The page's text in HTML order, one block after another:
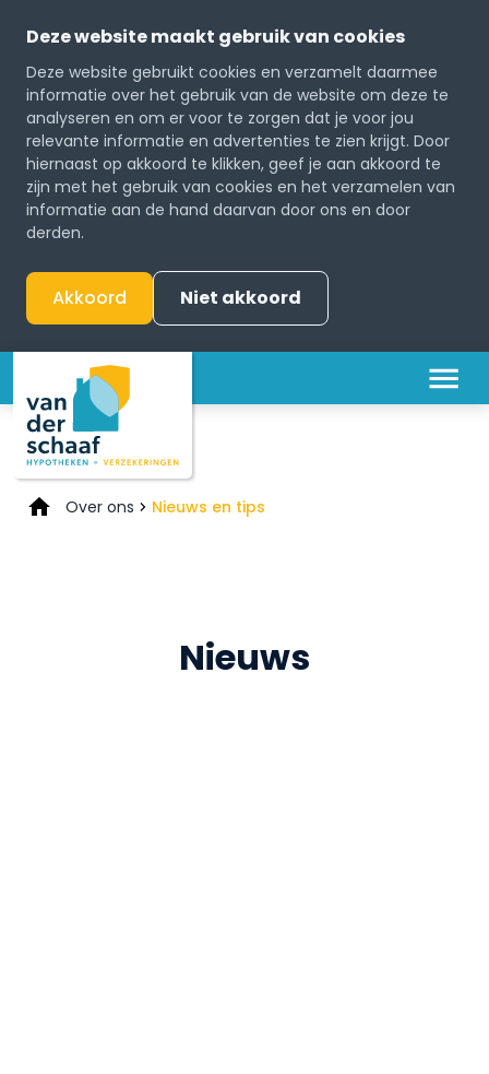
Deze website maakt gebruik van cookies
Deze website gebruikt cookies en verzamelt daarmee
informatie over het gebruik van de website om deze te
analyseren en om er voor te zorgen dat je voor jou
relevante informatie en advertenties te zien krijgt. Door
hiernaast op akkoord te klikken, geef je aan akkoord te
zijn met het gebruik van cookies en het verzamelen van
informatie aan de hand daarvan door ons en door
derden.
Akkoord Niet akkoord
Over ons Nieuws en tips
Nieuws